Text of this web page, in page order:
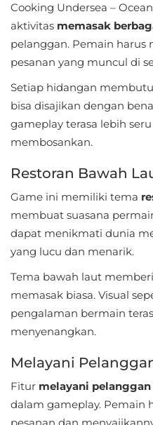
Books
&
Buku
&
Referensi
Comics
Communication
Dating
Education
Emulator
Entertainment
Events
Finance
Cooking Undersea –
aktivitas memasak
pelanggan. Pemain harus
pesanan yang muncul di
Setiap hidangan
bisa disajikan dengan
gameplay terasa lebih
membosankan.
Restoran Bawah
Game ini memiliki tema
membuat suasana
dapat menikmati dunia
yang lucu dan menarik.
Tema bawah laut
memasak biasa. Visual
pengalaman bermain
menyenangkan.
Melayani
Fitur melayani pelanggan
dalam gameplay. Pemain